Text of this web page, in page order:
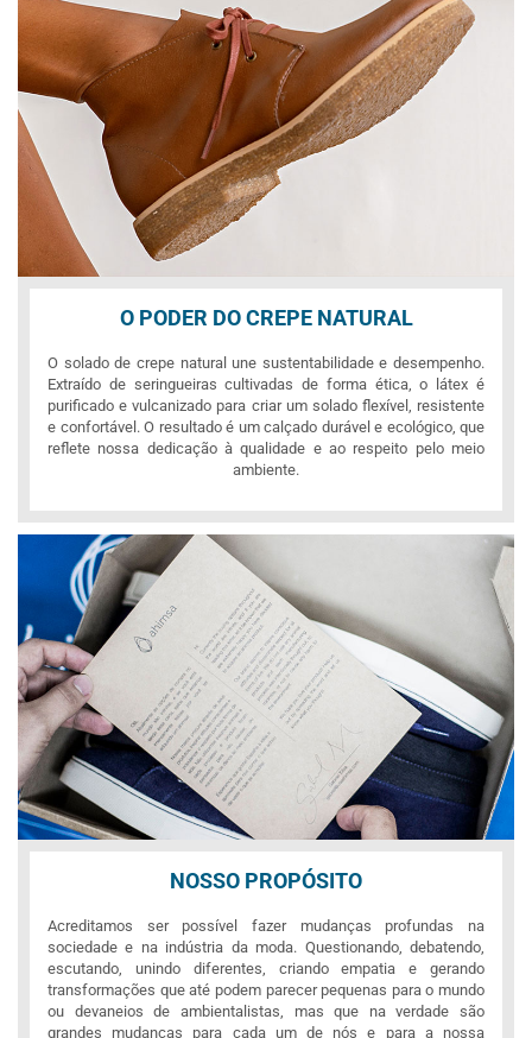
O PODER DO CREPE NATURAL
O solado de crepe natural une sustentabilidade e desempenho.
Extraído de seringueiras cultivadas de forma ética, o látex é
purificado e vulcanizado para criar um solado flexível, resistente
e confortável. O resultado é um calçado durável e ecológico, que
reflete nossa dedicação à qualidade e ao respeito pelo meio
ambiente.
NOSSO PROPÓSITO
Acreditamos ser possível fazer mudanças profundas na
sociedade e na indústria da moda. Questionando, debatendo,
escutando, unindo diferentes, criando empatia e gerando
transformações que até podem parecer pequenas para o mundo
ou devaneios de ambientalistas, mas que na verdade são
grandes mudanças para cada um de nós e para a nossa